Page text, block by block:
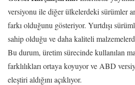
versiyonu ile diğer ülkelerdeki sürümler
farkı olduğunu gösteriyor. Yurtdışı
sahip olduğu ve daha kaliteli
Bu durum, üretim sürecinde kullanılan
farklılıkları ortaya koyuyor ve ABD
eleştiri aldığını açıklıyor.